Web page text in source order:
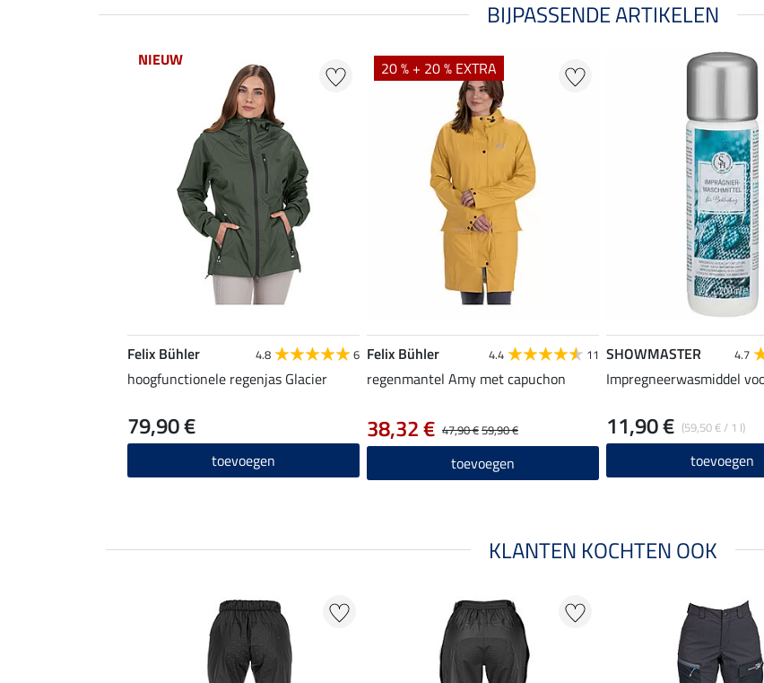
BIJPASSENDE ARTIKELEN
NIEUW
Felix Bühler 4.8 6
hoogfunctionele regenjas Glacier
79,90 €
toevoegen
20 % + 20 % EXTRA
Felix Bühler 4.4 11
regenmantel Amy met capuchon
47,90 €59,90 €
38,32 €
toevoegen
SHOWMASTER 4.7
Impregneerwasmiddel
(59,50 € / 1 l)
11,90 €
toevoegen
KLANTEN KOCHTEN OOK